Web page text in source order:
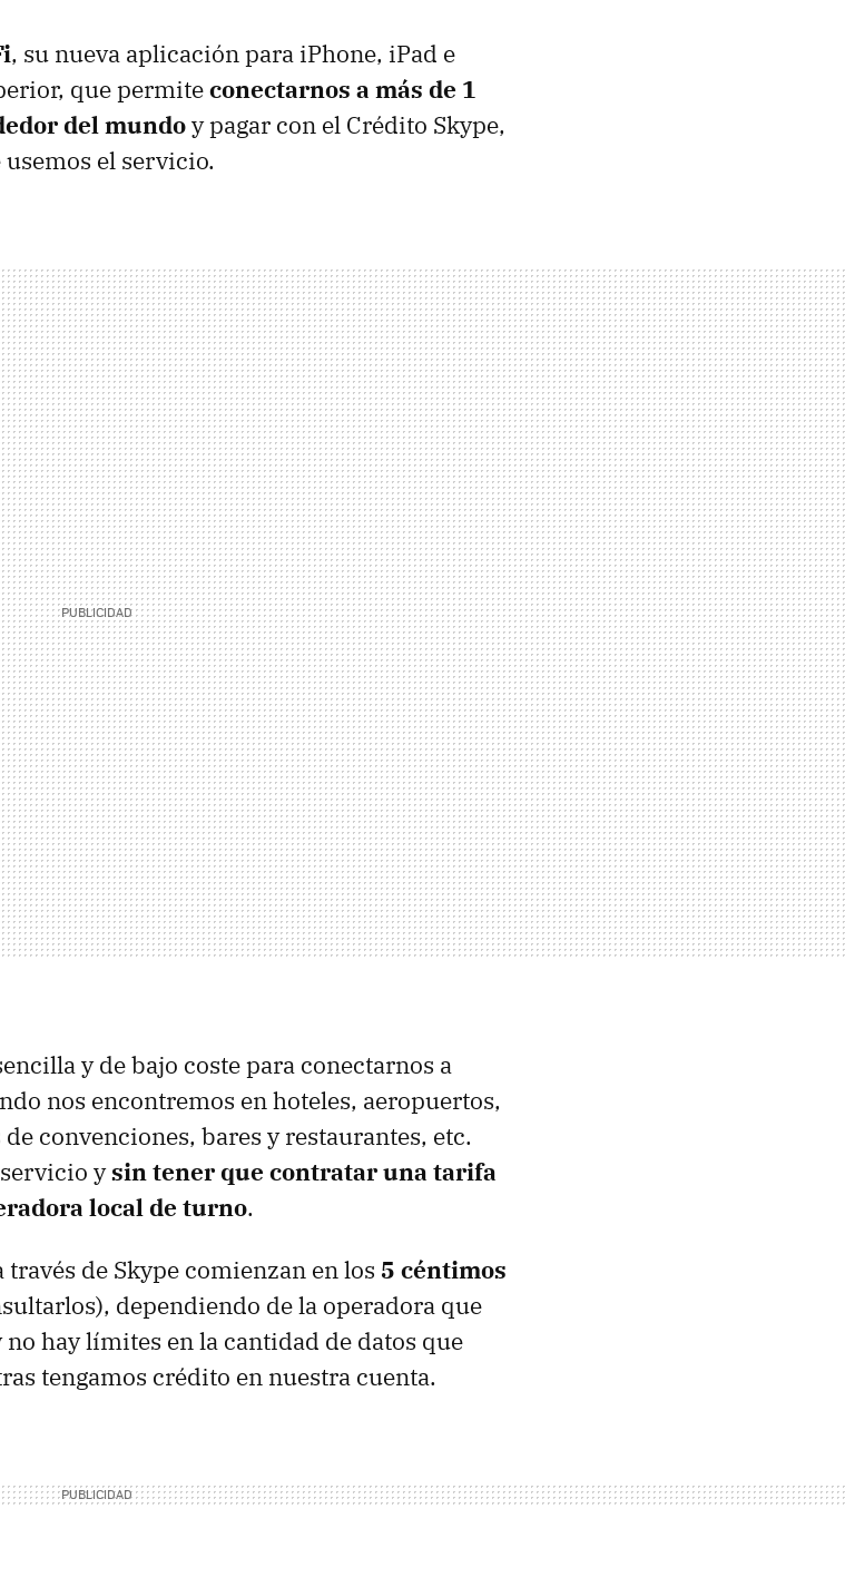
, su nueva aplicación para iPhone, iPad e
que permiteconectarnos a más de 1
del mundoy pagar con el Crédito Skype,
el servicio.
y de bajo coste para conectarnos a
nos encontremos en hoteles, aeropuertos,
convenciones, bares y restaurantes, etc.
ysin tener que contratar una tarifa
local de turno.
de Skype comienzan en los 5 céntimos
dependiendo de la operadora que
no hay límites en la cantidad de datos que
tengamos crédito en nuestra cuenta.